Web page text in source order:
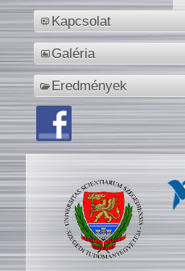
Kapcsolat
Galéria
Eredmények